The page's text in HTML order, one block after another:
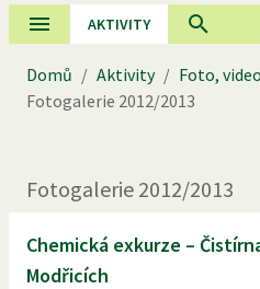
AKTIVITY
Domů / Aktivity / Foto,
Fotogalerie 2012/2013
Fotogalerie 2012/2013
Chemická exkurze –
Modřicích